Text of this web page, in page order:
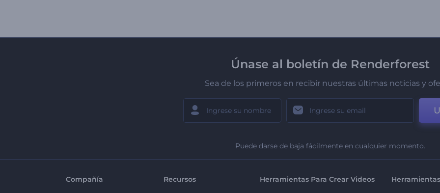
Únase al boletín de Renderforest
Sea de los primeros en recibir nuestras últimas noticias y
Puede darse de baja fácilmente en cualquier momento.
Compañía Recursos Herramientas Para Crear Videos